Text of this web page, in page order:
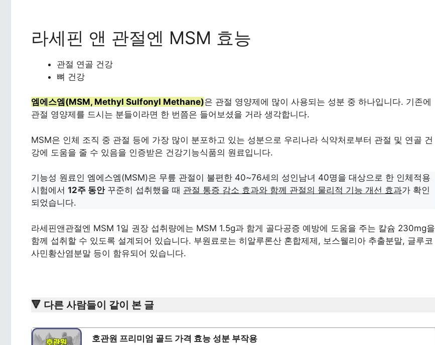
라세핀 앤 관절엔 MSM 효능
관절 연골 건강
뼈 건강
엠에스엠(MSM, Methyl Sulfonyl Methane)은 관절 영양제에 많이 사용되는 성분 중 하나입니다. 기존에
관절 영양제를 드시는 분들이라면 한 번쯤은 들어보셨을 거라 생각합니다.
MSM은 인체 조직 중 관절 등에 가장 많이 분포하고 있는 성분으로 우리나라 식약처로부터 관절 및 연골 건
강에 도움을 줄 수 있음을 인증받은 건강기능식품의 원료입니다.
기능성 원료인 엠에스엠(MSM)은 무릎 관절이 불편한 40~76세의 성인남녀 40명을 대상으로 한 인체적용
시험에서 12주 동안꾸준히 섭취했을 때 관절 통증 감소 효과와 함께 관절의 물리적 기능 개선 효과가 확인
되었습니다.
라세핀앤관절엔 MSM 1일 권장 섭취량에는 MSM 1.5g과 함게 골다공증 예방에 도움을 주는 칼슘 230mg을
함께 섭취할 수 있도록 설계되어 있습니다. 부원료로는 히알루론산 혼합제제, 보스웰리아 추출분말, 글루코
사민황산염분말 등이 함유되어 있습니다.
🔻 다른 사람들이 같이 본 글
호관원 프리미엄 골드 가격 효능 성분 부작용